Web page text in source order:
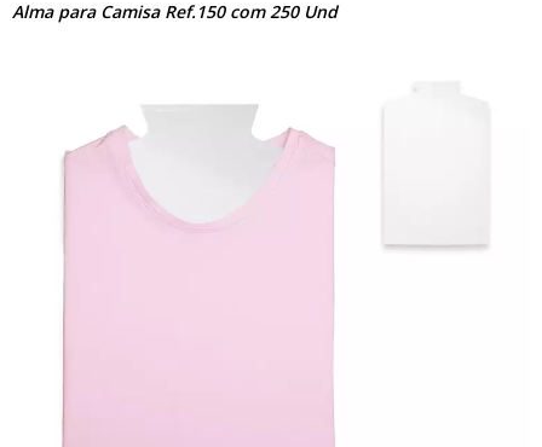
Alma para Camisa Ref.150 com 250 Und